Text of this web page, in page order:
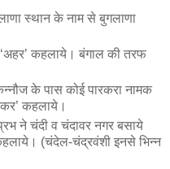
स्थान के नाम से बुगलाणा
कहलाये। बंगाल की तरफ
के पास कोई पारकरा नामक
कहलाये।
ने चंदी व चंदावर नगर बसाये
(चंदेल-चंद्रवंशी इनसे भिन्न